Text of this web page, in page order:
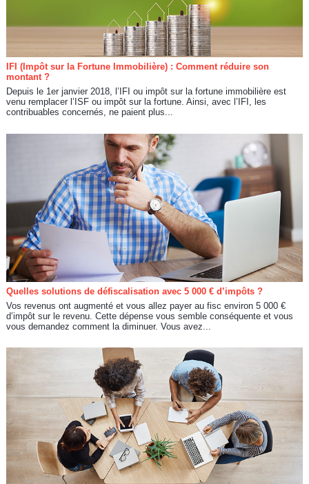
IFI (Impôt sur la Fortune Immobilière) : Comment réduire son
montant ?
Depuis le 1er janvier 2018, l’IFI ou impôt sur la fortune immobilière est
venu remplacer l’ISF ou impôt sur la fortune. Ainsi, avec l’IFI, les
contribuables concernés, ne paient plus...
Quelles solutions de défiscalisation avec 5 000 € d’impôts ?
Vos revenus ont augmenté et vous allez payer au fisc environ 5 000 €
d’impôt sur le revenu. Cette dépense vous semble conséquente et vous
vous demandez comment la diminuer. Vous avez...